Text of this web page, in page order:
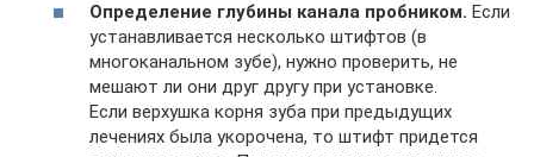
Определение глубины канала пробником. Если
устанавливается несколько штифтов (в
многоканальном зубе), нужно проверить, не
мешают ли они друг другу при установке.
Если верхушка корня зуба при предыдущих
лечениях была укорочена, то штифт придется